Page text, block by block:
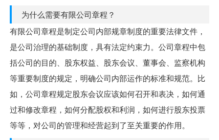
为什么需要有限公司章程？
有限公司章程是制定公司内部规章制度的重要法律文件，
是公司治理的基础制度，具有法定约束力。公司章程中包
括公司的目的、股东权益、股东会议、董事会、监察机构
等重要制度的规定，明确公司内部运作的标准和规范。比
如，公司章程规定股东会议应该如何召开和表决，如何通
过和修改章程，如何分配股权和利润，如何进行股东投票
等等，对公司的管理和经营起到了至关重要的作用。